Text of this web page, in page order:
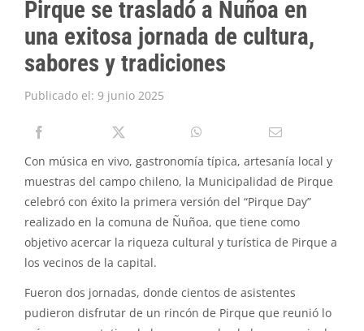
PIRQUE TRANSPARENTE
SOLICITAR INFORMACIÓN TRANSPARENCIA
Pirque se trasladó a Ñuñoa en
una exitosa jornada de cultura,
sabores y tradiciones
Publicado el: 9 junio 2025
Con música en vivo, gastronomía típica, artesanía local y
muestras del campo chileno, la Municipalidad de Pirque
celebró con éxito la primera versión del “Pirque Day”
realizado en la comuna de Ñuñoa, que tiene como
objetivo acercar la riqueza cultural y turística de Pirque a
los vecinos de la capital.
Fueron dos jornadas, donde cientos de asistentes
pudieron disfrutar de un rincón de Pirque que reunió lo